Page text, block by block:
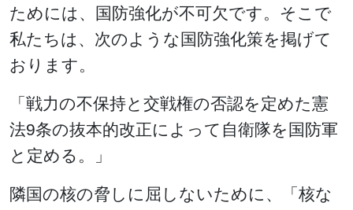
ためには、国防強化が不可欠です。そこで
私たちは、次のような国防強化策を掲げて
おります。
「戦力の不保持と交戦権の否認を定めた憲
法9条の抜本的改正によって自衛隊を国防軍
と定める。」
隣国の核の脅しに屈しないために、「核な